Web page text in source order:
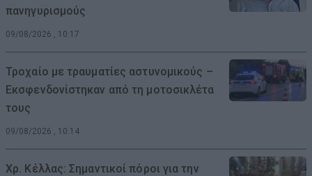
πανηγυρισμούς
09/08/2026 , 10:17
Τροχαίο με τραυματίες αστυνομικούς –
Εκσφενδονίστηκαν από τη μοτοσικλέτα
τους
09/08/2026 , 10:14
Χρ. Κέλλας: Σημαντικοί πόροι για την